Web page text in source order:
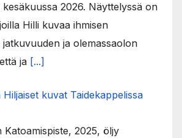
kesäkuussa 2026. Näyttelyssä on
Hilli kuvaa ihmisen
ja olemassaolon
ja [...]
Hiljaiset kuvat Taidekappelissa
Katoamispiste, 2025, öljy